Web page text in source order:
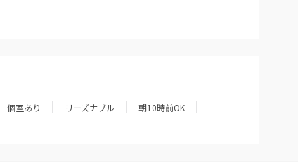
個室あり リーズナブル
朝10時前OK